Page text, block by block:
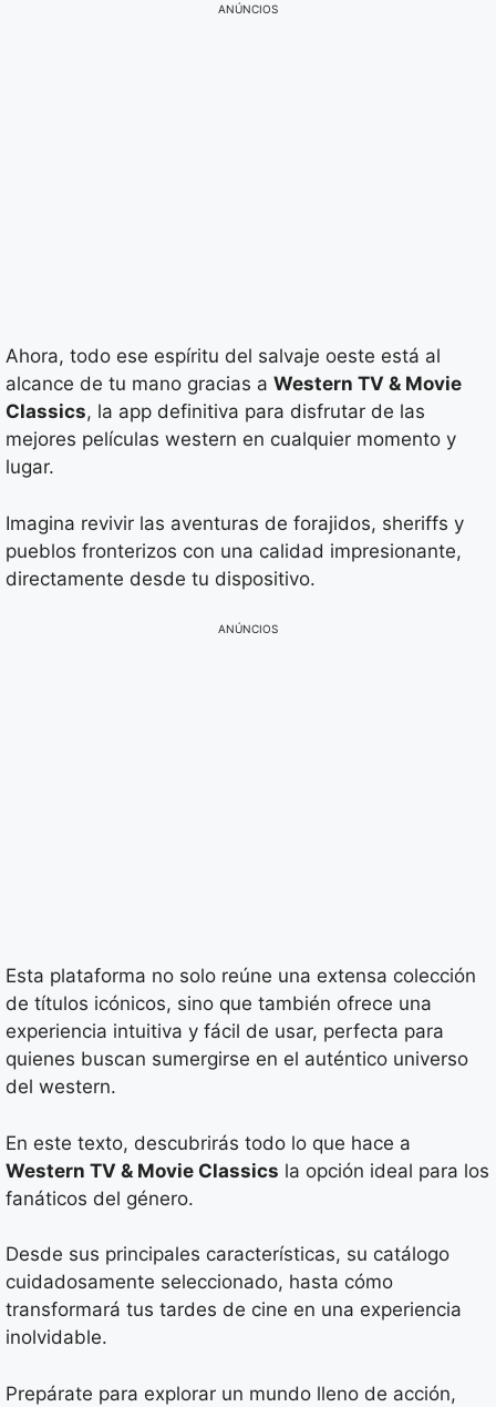
ANÚNCIOS
Ahora, todo ese espíritu del salvaje oeste está al
alcance de tu mano gracias a Western TV & Movie
Classics, la app definitiva para disfrutar de las
mejores películas western en cualquier momento y
lugar.
Imagina revivir las aventuras de forajidos, sheriffs y
pueblos fronterizos con una calidad impresionante,
directamente desde tu dispositivo.
ANÚNCIOS
Esta plataforma no solo reúne una extensa colección
de títulos icónicos, sino que también ofrece una
experiencia intuitiva y fácil de usar, perfecta para
quienes buscan sumergirse en el auténtico universo
del western.
En este texto, descubrirás todo lo que hace a
Western TV & Movie Classics la opción ideal para los
fanáticos del género.
Desde sus principales características, su catálogo
cuidadosamente seleccionado, hasta cómo
transformará tus tardes de cine en una experiencia
inolvidable.
Prepárate para explorar un mundo lleno de acción,